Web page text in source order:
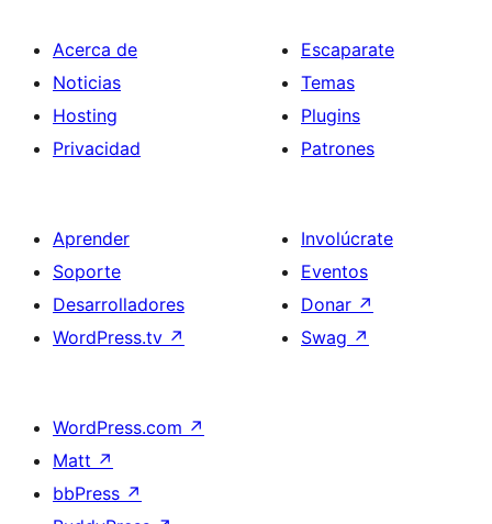
Acerca de
Noticias
Hosting
Privacidad
Escaparate
Temas
Plugins
Patrones
Aprender
Soporte
Desarrolladores
WordPress.tv ↗
Involúcrate
Eventos
Donar ↗
Swag ↗
WordPress.com ↗
Matt ↗
bbPress ↗